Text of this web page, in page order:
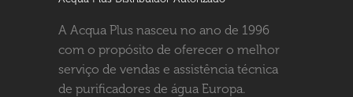
A Acqua Plus nasceu no ano de 1996
com o propósito de oferecer o melhor
serviço de vendas e assistência técnica
de purificadores de água Europa.